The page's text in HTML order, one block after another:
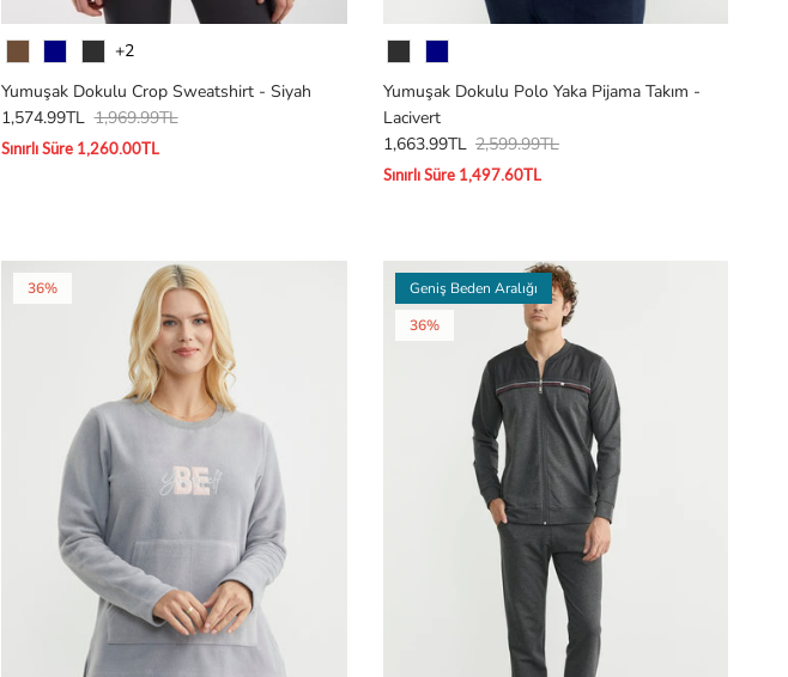
Renk
+2
Yumuşak Dokulu Crop Sweatshirt - Siyah
1,574.99TL 1,969.99TL
Sınırlı Süre 1,260.00TL
Renk
Yumuşak Dokulu Polo Yaka Pijama Takım -
Lacivert
1,663.99TL 2,599.99TL
Sınırlı Süre 1,497.60TL
36%
Geniş Beden Aralığı
36%